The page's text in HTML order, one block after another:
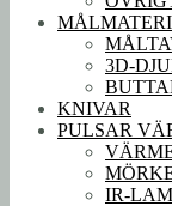
3D-
KNIVAR
PULSAR
IR-